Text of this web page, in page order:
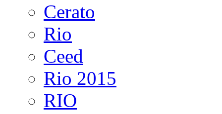
Cerato
Rio
Ceed
Rio 2015
RIO